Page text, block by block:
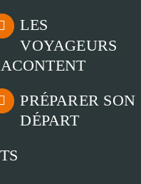
LES
VOYAGEURS
PRÉPARER SON
DÉPART